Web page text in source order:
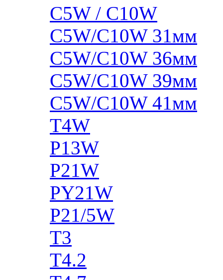
C5W / C10W
C5W/C10W 31мм
C5W/C10W 36мм
C5W/C10W 39мм
C5W/C10W 41мм
T4W
P13W
P21W
PY21W
P21/5W
T3
T4.2